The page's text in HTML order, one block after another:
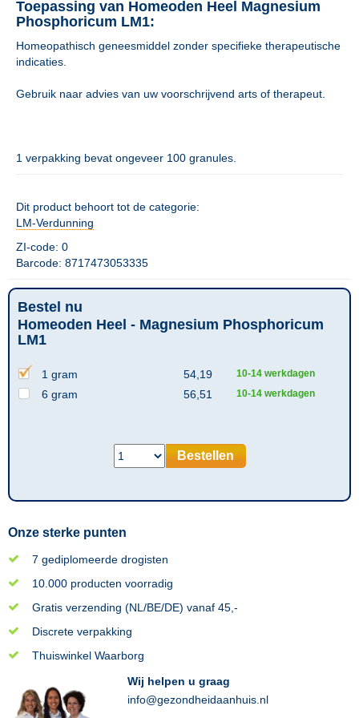
Toepassing van Homeoden Heel Magnesium
Phosphoricum LM1:
Homeopathisch geneesmiddel zonder specifieke therapeutische
indicaties.
Gebruik naar advies van uw voorschrijvend arts of therapeut.
1 verpakking bevat ongeveer 100 granules.
Dit product behoort tot de categorie:
LM-Verdunning
ZI-code: 0
Barcode: 8717473053335
Bestel nu
Homeoden Heel - Magnesium Phosphoricum
LM1
1 gram 54,19 10-14 werkdagen
6 gram 56,51 10-14 werkdagen
Bestellen
Onze sterke punten
7 gediplomeerde drogisten
10.000 producten voorradig
Gratis verzending (NL/BE/DE) vanaf 45,-
Discrete verpakking
Thuiswinkel Waarborg
Wij helpen u graag
info@gezondheidaanhuis.nl